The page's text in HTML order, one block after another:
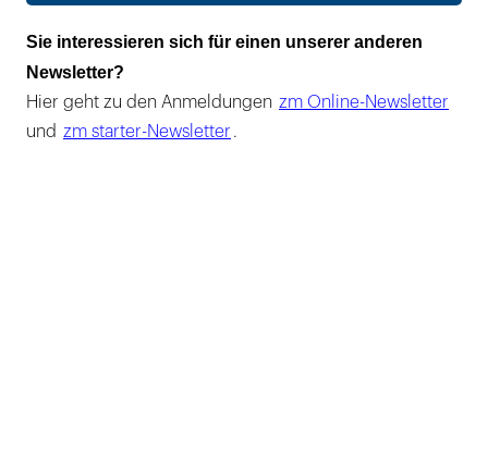
Sie interessieren sich für einen unserer anderen
Newsletter?
Hier geht zu den Anmeldungen zm Online-Newsletter
und zm starter-Newsletter .